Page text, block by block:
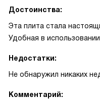
Достоинства:
Эта плита стала
Удобная в
Недостатки:
Не обнаружил никаких
Комментарий: